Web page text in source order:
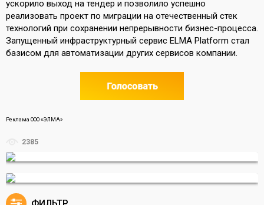
ускорило выход на тендер и позволило успешно
реализовать проект по миграции на отечественный стек
технологий при сохранении непрерывности бизнес-процесса.
Запущенный инфраструктурный сервис ELMA Platform стал
базисом для автоматизации других сервисов компании.
Реклама ООО «ЭЛМА»
2385